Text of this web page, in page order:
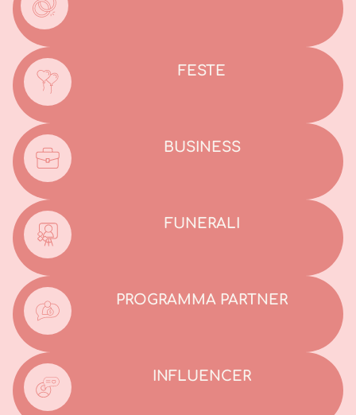
FESTE
BUSINESS
FUNERALI
PROGRAMMA PARTNER
INFLUENCER